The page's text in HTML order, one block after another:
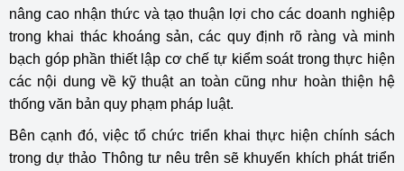
nâng cao nhận thức và tạo thuận lợi cho các doanh nghiệp
trong khai thác khoáng sản, các quy định rõ ràng và minh
bạch góp phần thiết lập cơ chế tự kiểm soát trong thực hiện
các nội dung về kỹ thuật an toàn cũng như hoàn thiện hệ
thống văn bản quy phạm pháp luật.
Bên cạnh đó, việc tổ chức triển khai thực hiện chính sách
trong dự thảo Thông tư nêu trên sẽ khuyến khích phát triển